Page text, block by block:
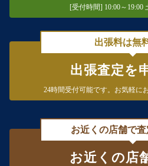
[受付時間] 10:00～19:00
出張料は無
出張査定を
24時間受付可能です。 お気軽に
お近くの店舗で
お近くの店